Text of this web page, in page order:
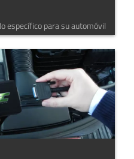
específico para su automóvil